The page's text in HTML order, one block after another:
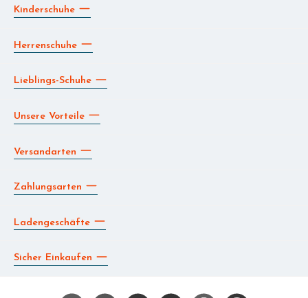
Kinderschuhe
Herrenschuhe
Lieblings-Schuhe
Unsere Vorteile
Versandarten
Zahlungsarten
Ladengeschäfte
Sicher Einkaufen